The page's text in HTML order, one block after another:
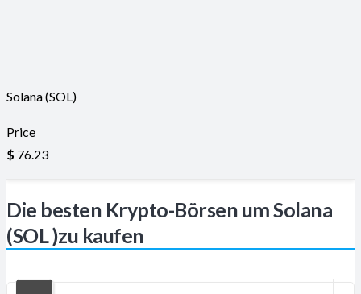
Solana (SOL)
Price
$ 76.23
Die besten Krypto-Börsen um Solana
(SOL )zu kaufen